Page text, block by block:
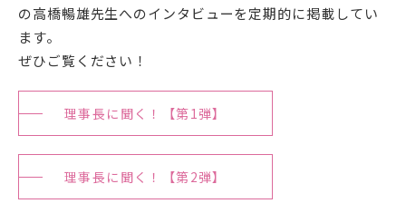
一般の方
の高橋暢雄先生へのインタビューを定期的に掲載してい
ます。
ぜひご覧ください！
理事長に聞く！【第1弾】
理事長に聞く！【第2弾】